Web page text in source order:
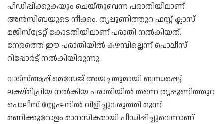
പീഡിപ്പിക്കുകയും ചെയ്തുവെന്ന പരാതിയിലാണ്
അന്‍സിബയുടെ നീക്കം. തൃപ്പൂണിത്തുറ ഫസ്റ്റ് ക്ലാസ്
മജിസ്‌ട്രേറ്റ് കോടതിയിലാണ് പരാതി നല്‍കിയത്.
നേരത്തെ ഈ പരാതിയില്‍ കഴമ്പില്ലെന്ന് പൊലീസ്
റിപ്പോര്‍ട്ട് നല്‍കിയിരുന്നു.
വാട്‌സ്ആപ്പ് മെസേജ് അയച്ചതുമായി ബന്ധപ്പെട്ട്
ലക്ഷ്മിപ്രിയ നല്‍കിയ പരാതിയില്‍ തന്നെ തൃപ്പൂണിത്തുറ
പൊലീസ് സ്റ്റേഷനില്‍ വിളിച്ചുവരുത്തി മൂന്ന്
മണിക്കൂറോളം മാനസികമായി പീഡിപ്പിച്ചുവെന്നാണ്